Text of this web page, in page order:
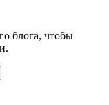
блога, чтобы